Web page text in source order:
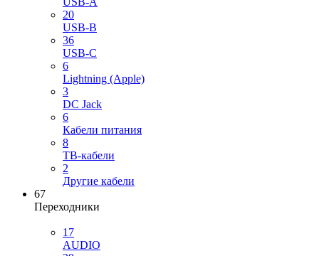
20
USB-B
36
USB-C
6
Lightning (Apple)
3
DC Jack
6
Кабели питания
8
ТВ-кабели
2
Другие кабели
67
Переходники
17
AUDIO